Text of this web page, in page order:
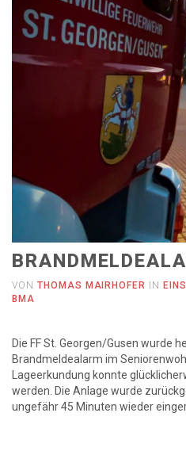
VON THOMAS MAIRHOFER IN
BMA
Die FF St. Georgen/Gusen wurde
Brandmeldealarm im
Lageerkundung konnte
werden. Die Anlage wurde
ungefähr 45 Minuten wieder